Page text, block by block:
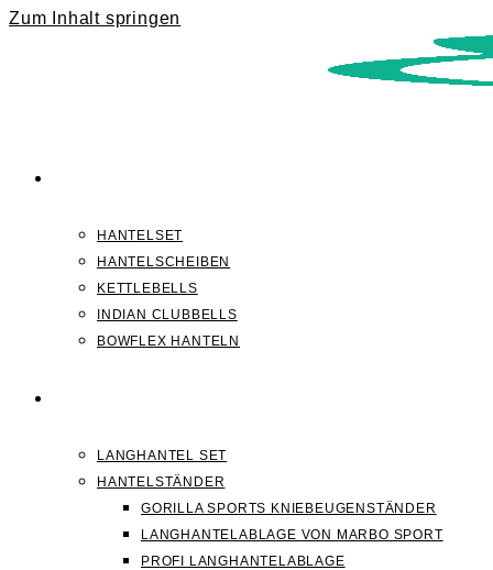
Zum Inhalt springen
HANTELSET
HANTELSCHEIBEN
KETTLEBELLS
INDIAN CLUBBELLS
BOWFLEX HANTELN
LANGHANTEL SET
HANTELSTÄNDER
GORILLA SPORTS KNIEBEUGENSTÄNDER
LANGHANTELABLAGE VON MARBO SPORT
PROFI LANGHANTELABLAGE